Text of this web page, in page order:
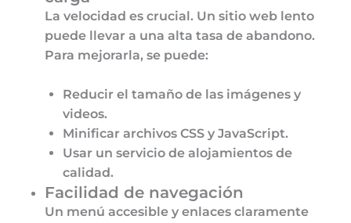
La velocidad es crucial. Un sitio web lento
puede llevar a una alta tasa de abandono.
Para mejorarla, se puede:
Reducir el tamaño de las imágenes y
videos.
Minificar archivos CSS y JavaScript.
Usar un servicio de alojamientos de
calidad.
Facilidad de navegación
Un menú accesible y enlaces claramente